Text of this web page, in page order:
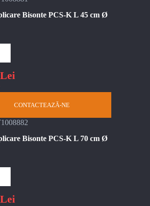
Bisonte PCS-K L 45 cm Ø
Lei
CONTACTEAZĂ-NE
Bisonte PCS-K L 70 cm Ø
Lei